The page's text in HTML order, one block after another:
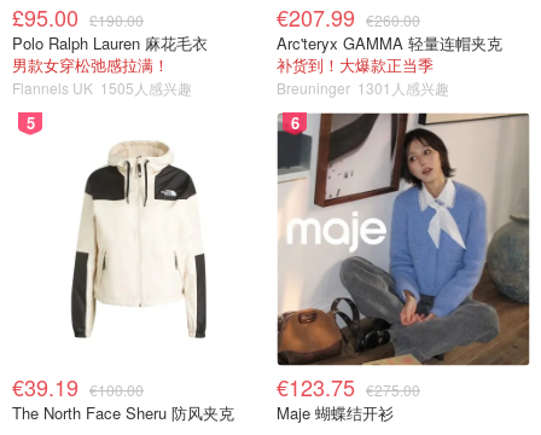
£95.00 £190.00
Polo Ralph Lauren 麻花毛衣
男款女穿松弛感拉满！
Flannels UK 1505人感兴趣
€207.99 €260.00
Arc'teryx GAMMA 轻量连帽夹克
补货到！大爆款正当季
Breuninger 1301人感兴趣
5
€39.19 €100.00
The North Face Sheru 防风夹克
6
€123.75 €275.00
Maje 蝴蝶结开衫